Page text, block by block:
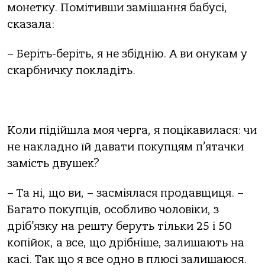
монетку. Помітивши замішання бабусі,
сказала:
– Беріть-беріть, я не збіднію. А ви онукам у
скарбничку покладіть.
Коли підійшла моя черга, я поцікавилася: чи
не накладно їй давати покупцям п’ятачки
замість двушек?
– Та ні, що ви, – засміялася продавщиця. –
Багато покупців, особливо чоловіки, з
дріб’язку на решту беруть тільки 25 і 50
копійок, а все, що дрібніше, залишають на
касі. Так що я все одно в плюсі ​​залишаюся.